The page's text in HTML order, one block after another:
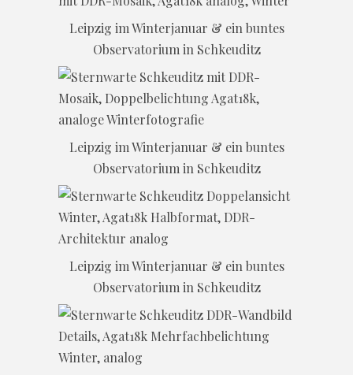
Leipzig im Winterjanuar & ein buntes
Observatorium in Schkeuditz
Leipzig im Winterjanuar & ein buntes
Observatorium in Schkeuditz
Leipzig im Winterjanuar & ein buntes
Observatorium in Schkeuditz